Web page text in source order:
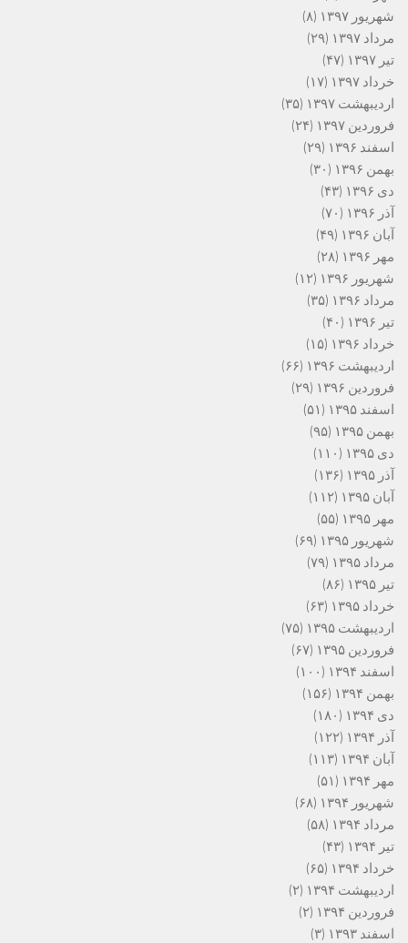
شهریور ۱۳۹۷
(۸)
مرداد ۱۳۹۷
(۲۹)
تیر ۱۳۹۷
(۴۷)
خرداد ۱۳۹۷
(۱۷)
اردیبهشت ۱۳۹۷
(۳۵)
فروردین ۱۳۹۷
(۲۴)
اسفند ۱۳۹۶
(۲۹)
بهمن ۱۳۹۶
(۳۰)
دی ۱۳۹۶
(۴۳)
آذر ۱۳۹۶
(۷۰)
آبان ۱۳۹۶
(۴۹)
مهر ۱۳۹۶
(۲۸)
شهریور ۱۳۹۶
(۱۲)
مرداد ۱۳۹۶
(۳۵)
تیر ۱۳۹۶
(۴۰)
خرداد ۱۳۹۶
(۱۵)
اردیبهشت ۱۳۹۶
(۶۶)
فروردین ۱۳۹۶
(۲۹)
اسفند ۱۳۹۵
(۵۱)
بهمن ۱۳۹۵
(۹۵)
دی ۱۳۹۵
(۱۱۰)
آذر ۱۳۹۵
(۱۳۶)
آبان ۱۳۹۵
(۱۱۲)
مهر ۱۳۹۵
(۵۵)
شهریور ۱۳۹۵
(۶۹)
مرداد ۱۳۹۵
(۷۹)
تیر ۱۳۹۵
(۸۶)
خرداد ۱۳۹۵
(۶۳)
اردیبهشت ۱۳۹۵
(۷۵)
فروردین ۱۳۹۵
(۶۷)
اسفند ۱۳۹۴
(۱۰۰)
بهمن ۱۳۹۴
(۱۵۶)
دی ۱۳۹۴
(۱۸۰)
آذر ۱۳۹۴
(۱۲۲)
آبان ۱۳۹۴
(۱۱۳)
مهر ۱۳۹۴
(۵۱)
شهریور ۱۳۹۴
(۶۸)
مرداد ۱۳۹۴
(۵۸)
تیر ۱۳۹۴
(۴۳)
خرداد ۱۳۹۴
(۶۵)
اردیبهشت ۱۳۹۴
(۲)
فروردین ۱۳۹۴
(۲)
اسفند ۱۳۹۳
(۳)